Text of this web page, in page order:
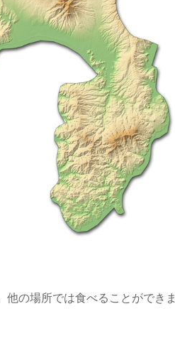
の場所では食べることができま